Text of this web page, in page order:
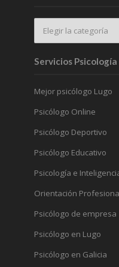
Servicios Psicología
Mejor psicólogo Lugo
Psicólogo Online
Psicólogo Deportivo
Psicólogo Educativo
Psicología e
Orientación
Psicólogo de empresa
Psicólogo en Lugo
Psicólogo en Galicia